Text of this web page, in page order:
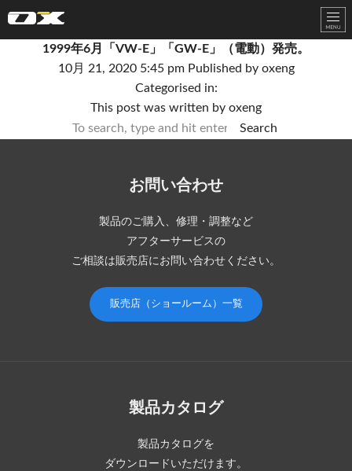
1999年6月「VW-E」「GW-E」（電動）発売。
10月 21, 2020 5:45 pm Published by oxeng
Categorised in:
This post was written by oxeng
Search
お問い合わせ
製品のご購入、修理・調整など
アフターサービスの
ご相談は販売店にお問い合わせください。
販売店（ショールーム）一覧
製品カタログ
製品カタログを
ダウンロードいただけます。